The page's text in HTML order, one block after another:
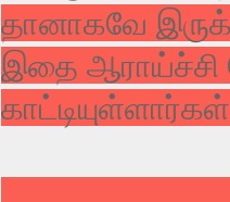
தானாகவே
இதை ஆராய்ச்சி